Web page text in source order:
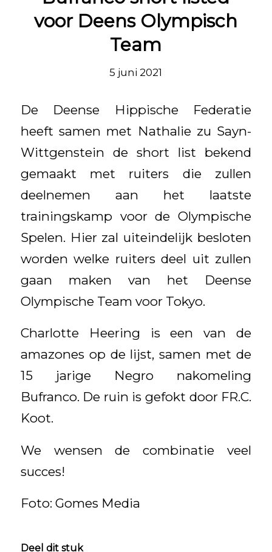
voor Deens Olympisch
Team
5 juni 2021
De Deense Hippische Federatie
heeft samen met Nathalie zu Sayn-
Wittgenstein de short list bekend
gemaakt met ruiters die zullen
deelnemen aan het laatste
trainingskamp voor de Olympische
Spelen. Hier zal uiteindelijk besloten
worden welke ruiters deel uit zullen
gaan maken van het Deense
Olympische Team voor Tokyo.
Charlotte Heering is een van de
amazones op de lijst, samen met de
15 jarige Negro nakomeling
Bufranco. De ruin is gefokt door FR.C.
Koot.
We wensen de combinatie veel
succes!
Foto: Gomes Media
Deel dit stuk